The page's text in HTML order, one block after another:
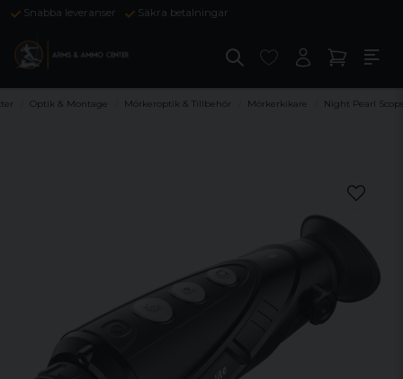
Snabba leveranser Säkra betalningar
Optik & Montage Mörkeroptik & Tillbehör Mörkerkikare Night Pearl